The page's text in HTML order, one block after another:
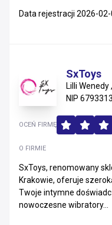
Data rejestracji 2026-02-
SxToys
Lilli
NIP
O FIRMIE
SxToys, renomowany
Krakowie, oferuje
Twoje intymne
nowoczesne wibratory...
OCEŃ FIRMĘ